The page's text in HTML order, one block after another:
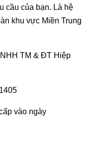
cầu của bạn. Là hệ
khu vực Miền Trung
TM & ĐT Hiệp
vào ngày